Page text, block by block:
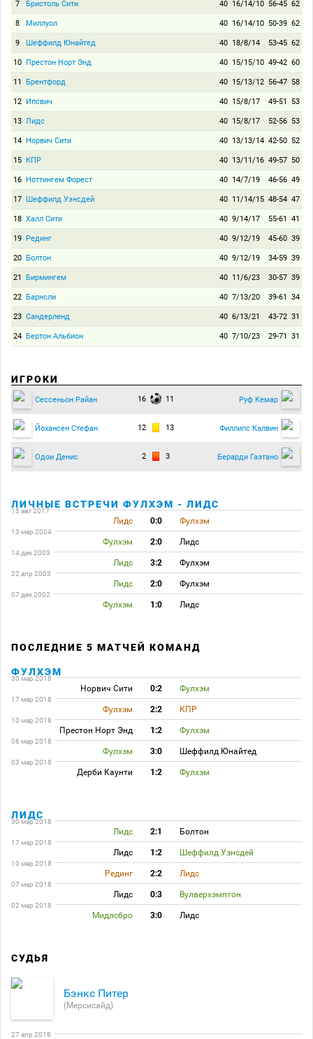
7 Бристоль Сити 40 16/14/10 56-45 62
8 Миллуол 40 16/14/10 50-39 62
9 Шеффилд Юнайтед 40 18/8/14 53-45 62
10 Престон Норт Энд 40 15/15/10 49-42 60
11 Брентфорд 40 15/13/12 56-47 58
12 Ипсвич 40 15/8/17 49-51 53
13 Лидс 40 15/8/17 52-56 53
14 Норвич Сити 40 13/13/14 42-50 52
15 КПР 40 13/11/16 49-57 50
16 Ноттингем Форест 40 14/7/19 46-56 49
17 Шеффилд Уэнсдей 40 11/14/15 48-54 47
18 Халл Сити 40 9/14/17 55-61 41
19 Рединг 40 9/12/19 45-60 39
20 Болтон 40 9/12/19 34-59 39
21 Бирмингем 40 11/6/23 30-57 39
22 Барнсли 40 7/13/20 39-61 34
23 Сандерленд 40 6/13/21 43-72 31
24 Бертон Альбион 40 7/10/23 29-71 31
ИГРОКИ
Сессеньон Райан 16 11 Руф Кемар
Йохансен Стефан 12 13 Филлипс Калвин
Одои Денис 2 3 Берарди Гаэтано
ЛИЧНЫЕ ВСТРЕЧИ ФУЛХЭМ - ЛИДС
15 авг 2017
Лидс 0:0 Фулхэм
13 мар 2004
Фулхэм 2:0 Лидс
14 дек 2003
Лидс 3:2 Фулхэм
22 апр 2003
Лидс 2:0 Фулхэм
07 дек 2002
Фулхэм 1:0 Лидс
ПОСЛЕДНИЕ 5 МАТЧЕЙ КОМАНД
ФУЛХЭМ
30 мар 2018
Норвич Сити 0:2 Фулхэм
17 мар 2018
Фулхэм 2:2 КПР
10 мар 2018
Престон Норт Энд 1:2 Фулхэм
06 мар 2018
Фулхэм 3:0 Шеффилд Юнайтед
03 мар 2018
Дерби Каунти 1:2 Фулхэм
ЛИДС
30 мар 2018
Лидс 2:1 Болтон
17 мар 2018
Лидс 1:2 Шеффилд Уэнсдей
10 мар 2018
Рединг 2:2 Лидс
07 мар 2018
Лидс 0:3 Вулверхэмптон
02 мар 2018
Мидлсбро 3:0 Лидс
СУДЬЯ
Бэнкс Питер
(Мерсисайд)
27 апр 2018